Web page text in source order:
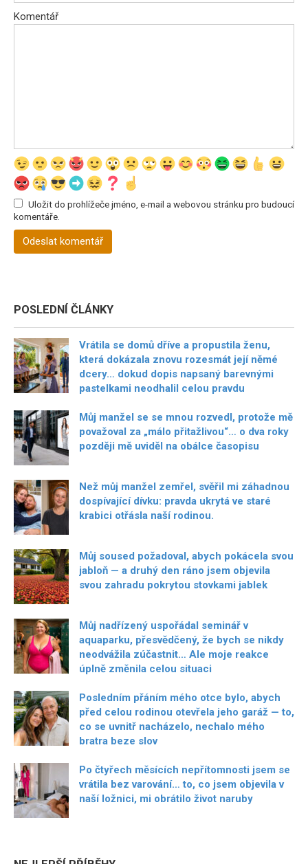
Komentář
Uložit do prohlížeče jméno, e-mail a webovou stránku pro budoucí
komentáře.
POSLEDNÍ ČLÁNKY
Vrátila se domů dříve a propustila ženu,
která dokázala znovu rozesmát její němé
dcery… dokud dopis napsaný barevnými
pastelkami neodhalil celou pravdu
Můj manžel se se mnou rozvedl, protože mě
považoval za „málo přitažlivou“… o dva roky
později mě uviděl na obálce časopisu
Než můj manžel zemřel, svěřil mi záhadnou
dospívající dívku: pravda ukrytá ve staré
krabici otřásla naší rodinou.
Můj soused požadoval, abych pokácela svou
jabloň — a druhý den ráno jsem objevila
svou zahradu pokrytou stovkami jablek
Můj nadřízený uspořádal seminář v
aquaparku, přesvědčený, že bych se nikdy
neodvážila zúčastnit… Ale moje reakce
úplně změnila celou situaci
Posledním přáním mého otce bylo, abych
před celou rodinou otevřela jeho garáž — to,
co se uvnitř nacházelo, nechalo mého
bratra beze slov
Po čtyřech měsících nepřítomnosti jsem se
vrátila bez varování… to, co jsem objevila v
naší ložnici, mi obrátilo život naruby